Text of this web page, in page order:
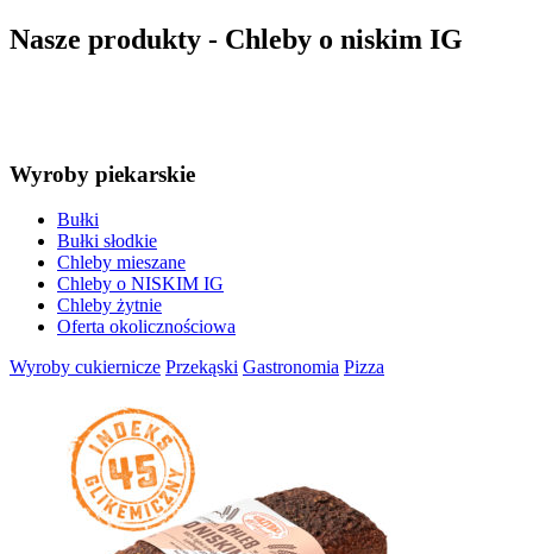
Nasze produkty - Chleby o niskim IG
Wyroby piekarskie
Bułki
Bułki słodkie
Chleby mieszane
Chleby o NISKIM IG
Chleby żytnie
Oferta okolicznościowa
Wyroby cukiernicze Przekąski Gastronomia Pizza